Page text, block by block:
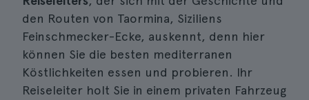
den Routen von Taormina, Siziliens
Feinschmecker-Ecke, auskennt, denn hier
können Sie die besten mediterranen
Köstlichkeiten essen und probieren. Ihr
Reiseleiter holt Sie in einem privaten Fahrzeug